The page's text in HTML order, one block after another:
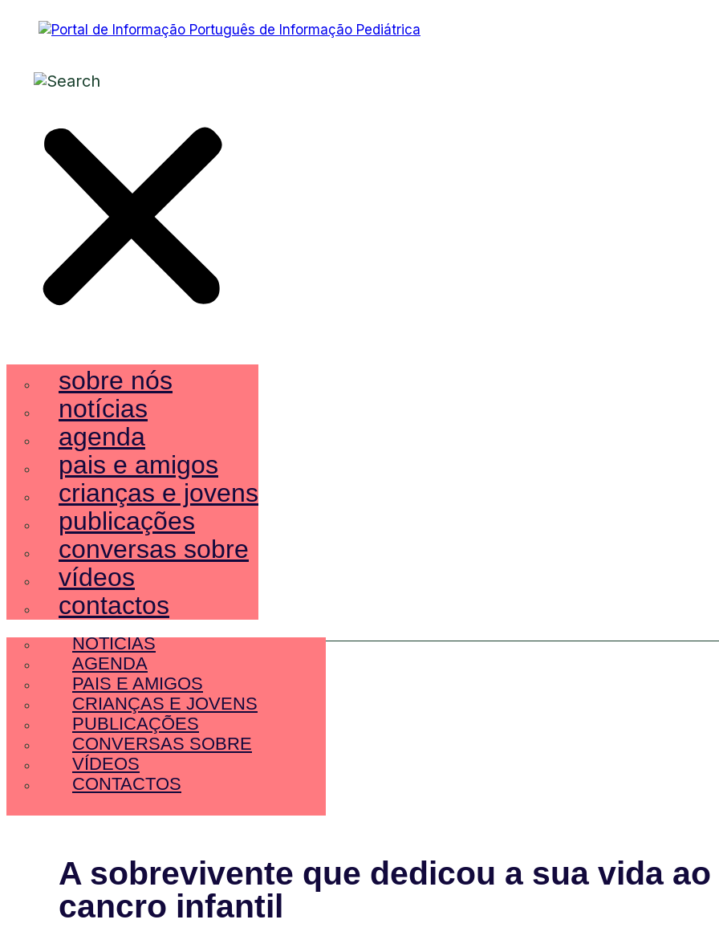
sobre nós
notícias
agenda
pais e amigos
crianças e jovens
publicações
conversas sobre
vídeos
contactos
SOBRE NÓS
NOTÍCIAS
AGENDA
PAIS E AMIGOS
CRIANÇAS E JOVENS
PUBLICAÇÕES
CONVERSAS SOBRE
VÍDEOS
CONTACTOS
A sobrevivente que dedicou a sua vida ao
cancro infantil